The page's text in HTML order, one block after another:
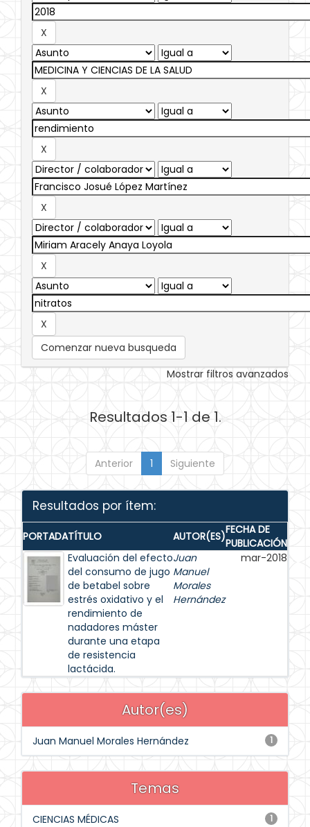
Comenzar nueva busqueda
Mostrar filtros avanzados
Resultados 1-1 de 1.
Anterior 1 Siguiente
Resultados por ítem:
PORTADATÍTULO AUTOR(ES)FECHA DE
PUBLICACIÓN
Evaluación del efecto
del consumo de jugo
de betabel sobre
estrés oxidativo y el
rendimiento de
nadadores máster
durante una etapa
de resistencia
lactácida.
Juan
Manuel
Morales
Hernández
mar-2018
Autor(es)
1
Juan Manuel Morales Hernández
Temas
1
CIENCIAS MÉDICAS